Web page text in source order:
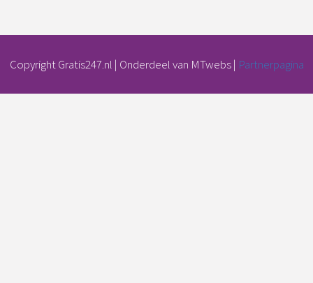
Copyright Gratis247.nl | Onderdeel van MTwebs | Partnerpagina